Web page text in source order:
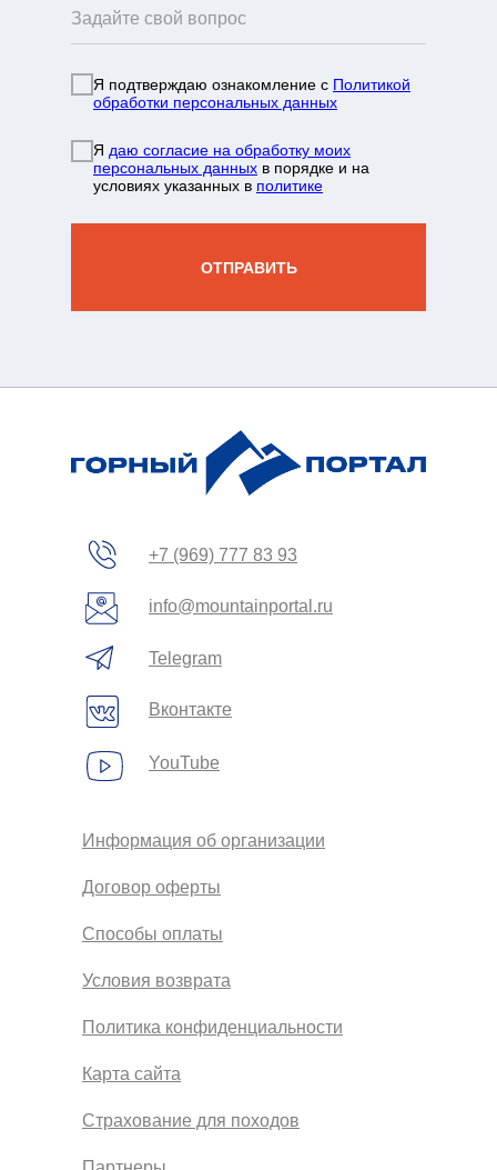
Я подтверждаю ознакомление с Политикой
обработки персональных данных
Я даю согласие на обработку моих
персональных данных в порядке и на
условиях указанных в политике
ОТПРАВИТЬ
info@mountainportal.ru
Политика конфиденциальности
Договор оферты
Способы оплаты
Условия возврата
Информация об организации
+7 931 244 38 87
info@mountainportal.ru
+7 (969) 777 83 93
Telegram
Вконтакте
YouTube
Карта сайта
Страхование для походов